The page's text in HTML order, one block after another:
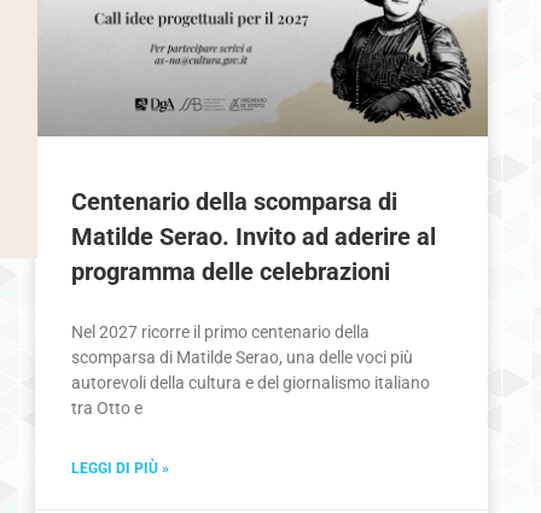
Centenario della scomparsa di
Matilde Serao. Invito ad aderire al
programma delle celebrazioni
Nel 2027 ricorre il primo centenario della
scomparsa di Matilde Serao, una delle voci più
autorevoli della cultura e del giornalismo italiano
tra Otto e
LEGGI DI PIÙ »